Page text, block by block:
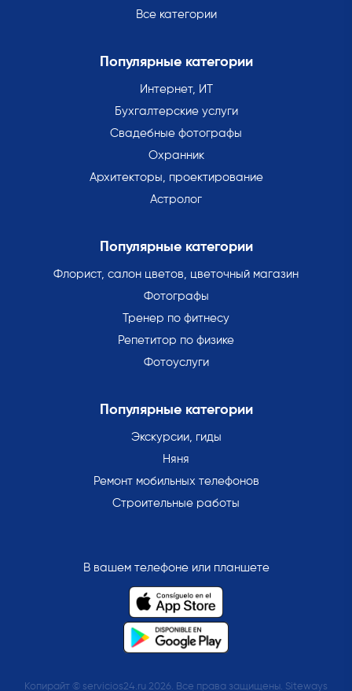
Все категории
Популярные категории
Интернет, ИТ
Бухгалтерские услуги
Свадебные фотографы
Охранник
Архитекторы, проектирование
Астролог
Популярные категории
Флорист, салон цветов, цветочный магазин
Фотографы
Тренер по фитнесу
Репетитор по физике
Фотоуслуги
Популярные категории
Экскурсии, гиды
Няня
Ремонт мобильных телефонов
Строительные работы
В вашем телефоне или планшете
Копирайт © servicios24.ru 2026. Все права защищены. Siteways